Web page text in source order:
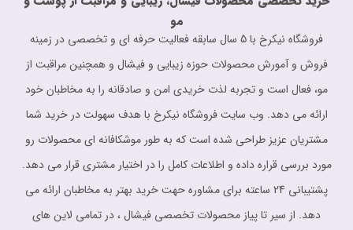
مو
فروشگاه نیکرخ با 5 سال سابقه فعالیت حرفه ای و تخصصی در زمینه
فروش و آمورش محصولات حوزه زیبایی و فیشال و همچنین مراقبت از
مو، فعال است و تجربه لذت خریدی امن و صادقانه را به مخاطبان خود
ارائه می دهد. وب سایت فروشگاه نیکرخ با هدف سهولت در خرید شما
مشتریان عزیز طراحی شده است که به طور موشکافانه ای محصولات رو
مورد بررسی قراره داده و اطلاعات کامل را در اختیار مشتری قرار می دهد.
پشتیبانی 24 ساعته برای مشاوره حهت خرید بهتر به مخاطبان ارائه می
دهد. از سیر تا پیاز محصولات تخصصی فیشال ، در تمامی لاین های